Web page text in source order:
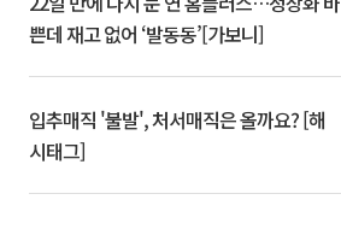
쁜데 재고 없어 ‘발동동’[가보니]
입추매직 '불발', 처서매직은 올까요? [해
시태그]